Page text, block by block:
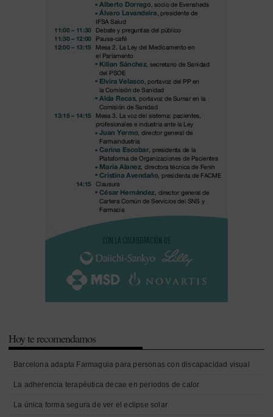
Hoy te recomendamos
Barcelona adapta Farmaguia para personas con discapacidad visual
La adherencia terapéutica decae en periodos de calor
La única forma segura de ver el eclipse solar